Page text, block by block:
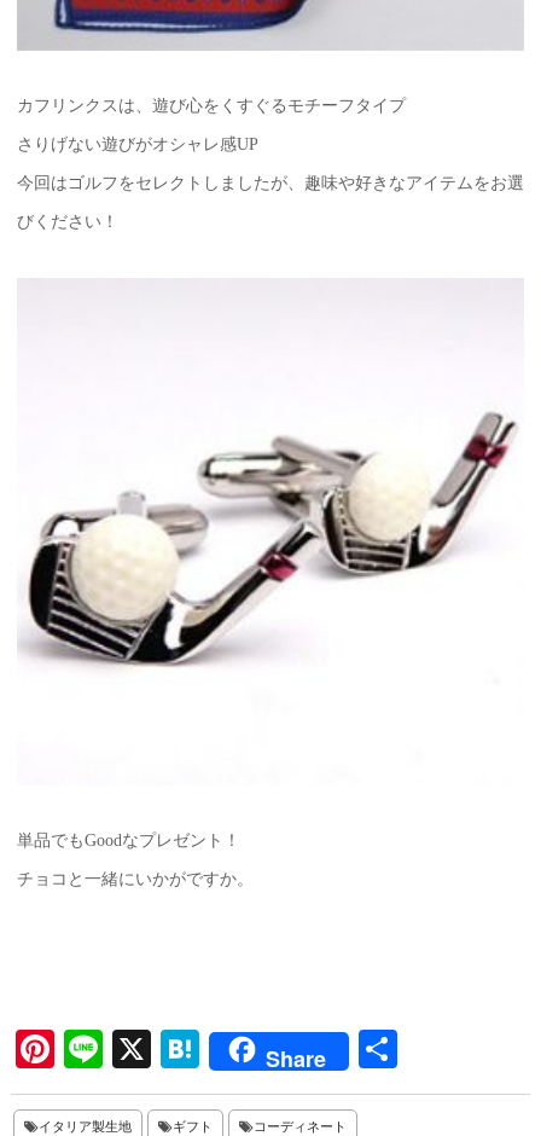
カフリンクスは、遊び心をくすぐるモチーフタイプ
さりげない遊びがオシャレ感UP
今回はゴルフをセレクトしましたが、趣味や好きなアイテムをお選
びください！
単品でもGoodなプレゼント！
チョコと一緒にいかがですか。
Pi
nt
er
Li
ne
X
H
at
en
Share
有
イタリア製生地 ギフト コーディネート